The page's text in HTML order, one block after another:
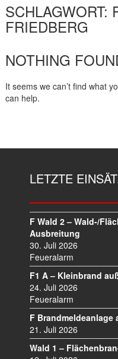
SCHLAGWORT:
FRIEDBERG
NOTHING
It seems we can’t find what
can help.
LETZTE
F Wald 2 – Wald-/
Ausbreitung
30. Juli 2026
Feueralarm
F1 A – Kleinbrand
24. Juli 2026
Feueralarm
F Brandmeldeanlage
21. Juli 2026
Wald 1 –